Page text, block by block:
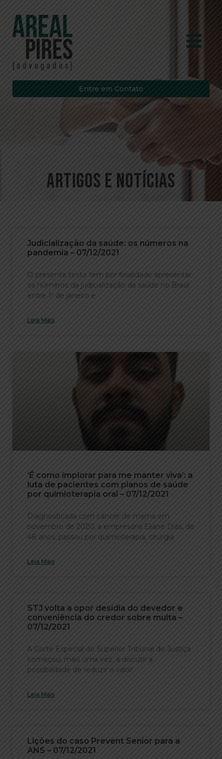
Entre em Contato
Artigos e Notícias
Judicialização da saúde: os números na
pandemia – 07/12/2021
O presente texto tem por finalidade apresentar
os números da judicialização da saúde no Brasil
entre 1º de janeiro e
Leia Mais
‘É como implorar para me manter viva’: a
luta de pacientes com planos de saúde
por quimioterapia oral – 07/12/2021
Diagnosticada com câncer de mama em
novembro de 2020, a empresária Eliane Dias, de
48 anos, passou por quimioterapia, cirurgia
Leia Mais
STJ volta a opor desídia do devedor e
conveniência do credor sobre multa –
07/12/2021
A Corte Especial do Superior Tribunal de Justiça
começou, mais uma vez, a discutir a
possibilidade de reduzir o valor
Leia Mais
Lições do caso Prevent Senior para a
ANS – 07/12/2021